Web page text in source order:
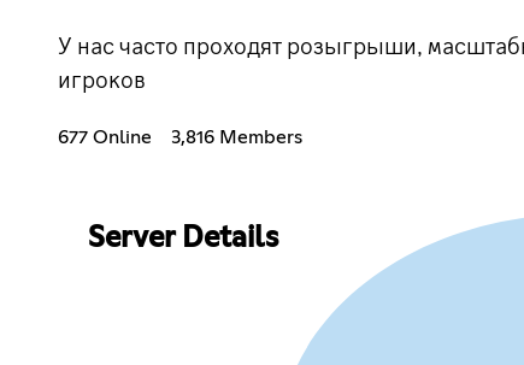
У нас часто проходят розыгрыши,
игроков
677 Online 3,816 Members
Server Details